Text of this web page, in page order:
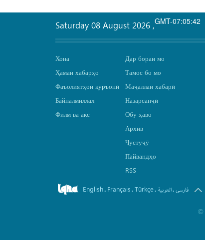
GMT-07:05:42
Saturday 08 August 2026 ,
Хона
Ҳамаи хабарҳо
Фаъолиятҳои қуръонӣ
Байналмиллал
Филм ва акс
Дар бораи мо
Тамос бо мо
Маҷаллаи хабарӣ
Назарсанҷӣ
Обу ҳаво
Архив
Ҷустуҷӯ
Пайвандҳо
RSS
English. Français.Türkçe. العربیة.فارسی
©